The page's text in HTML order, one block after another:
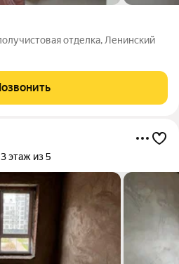
отделка, Ленинский
3 этаж из 5